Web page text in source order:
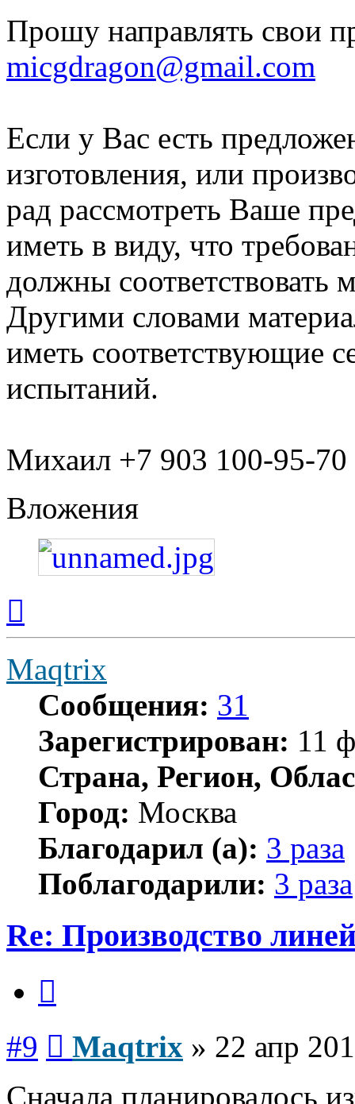
Прошу направлять свои
micgdragon@gmail.com
Если у Вас есть
изготовления, или
рад рассмотреть Ваше
иметь в виду, что
должны соответствовать
Другими словами
иметь соответствующие
испытаний.
Михаил +7 903 100-95-70
Вложения
началу
Maqtrix
Сообщения: 31
Зарегистрирован: 11
Страна, Регион,
Город: Москва
Благодарил (а): 3 раза
Поблагодарили: 3 раза
Re: Производство
#9 Maqtrix » 22 апр
Сначала планировалось